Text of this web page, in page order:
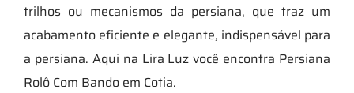
trilhos ou mecanismos da persiana, que traz um
acabamento eficiente e elegante, indispensável para
a persiana. Aqui na Lira Luz você encontra Persiana
Rolô Com Bando em Cotia.